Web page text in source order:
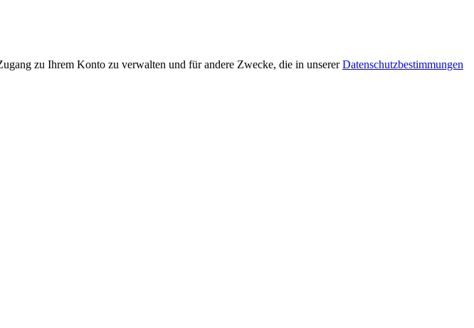
zu Ihrem Konto zu verwalten und für andere Zwecke, die in unsererDatenschutzbestimmungen